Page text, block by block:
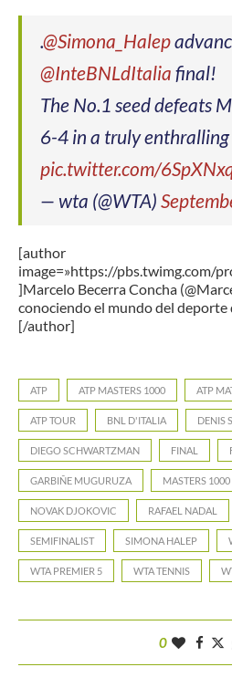
.@Simona_Halep
@InteBNLdItalia final!
The No.1 seed defeats
6-4 in a truly enthralling
pic.twitter.com/
— wta (@WTA)
[author
image=»https://pbs.twimg.com/
]Marcelo Becerra Concha
conociendo el mundo del deporte
[/author]
ATP ATP MASTERS 1000 ATP
ATP TOUR BNL D'ITALIA DENIS
DIEGO SCHWARTZMAN FINAL
GARBIÑE MUGURUZA MASTERS
NOVAK DJOKOVIC RAFAEL NADAL
SEMIFINALIST SIMONA HALEP
WTA PREMIER 5 WTA TENNIS
0